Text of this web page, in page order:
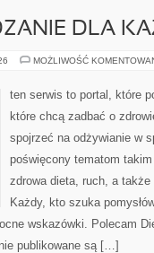
DLA
MOŻLIWOŚĆ
ten serwis to portal, które
które chcą zadbać o
spojrzeć na odżywianie w
poświęcony tematom
zdrowa dieta, ruch, a
Każdy, kto szuka
wskazówki. Polecam
publikowane są […]